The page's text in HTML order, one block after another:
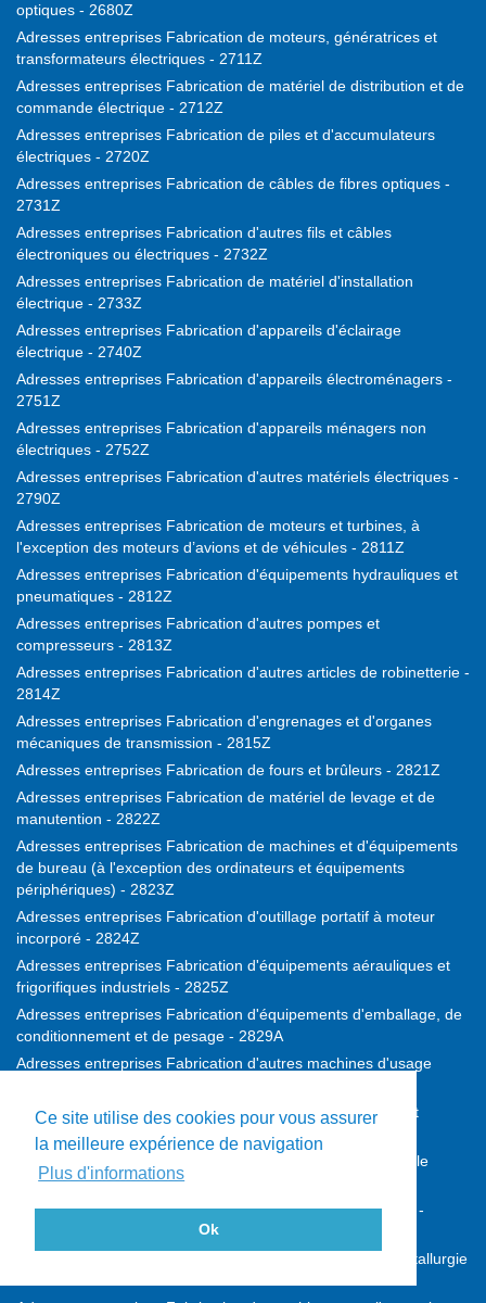
Ce site utilise des cookies pour vous assurer
la meilleure expérience de navigation
Plus d'informations
Ok
optiques - 2680Z
Adresses entreprises Fabrication de moteurs, génératrices et
transformateurs électriques - 2711Z
Adresses entreprises Fabrication de matériel de distribution et de
commande électrique - 2712Z
Adresses entreprises Fabrication de piles et d'accumulateurs
électriques - 2720Z
Adresses entreprises Fabrication de câbles de fibres optiques -
2731Z
Adresses entreprises Fabrication d'autres fils et câbles
électroniques ou électriques - 2732Z
Adresses entreprises Fabrication de matériel d'installation
électrique - 2733Z
Adresses entreprises Fabrication d'appareils d'éclairage
électrique - 2740Z
Adresses entreprises Fabrication d'appareils électroménagers -
2751Z
Adresses entreprises Fabrication d'appareils ménagers non
électriques - 2752Z
Adresses entreprises Fabrication d'autres matériels électriques -
2790Z
Adresses entreprises Fabrication de moteurs et turbines, à
l'exception des moteurs d’avions et de véhicules - 2811Z
Adresses entreprises Fabrication d'équipements hydrauliques et
pneumatiques - 2812Z
Adresses entreprises Fabrication d'autres pompes et
compresseurs - 2813Z
Adresses entreprises Fabrication d'autres articles de robinetterie -
2814Z
Adresses entreprises Fabrication d'engrenages et d'organes
mécaniques de transmission - 2815Z
Adresses entreprises Fabrication de fours et brûleurs - 2821Z
Adresses entreprises Fabrication de matériel de levage et de
manutention - 2822Z
Adresses entreprises Fabrication de machines et d'équipements
de bureau (à l'exception des ordinateurs et équipements
périphériques) - 2823Z
Adresses entreprises Fabrication d'outillage portatif à moteur
incorporé - 2824Z
Adresses entreprises Fabrication d'équipements aérauliques et
frigorifiques industriels - 2825Z
Adresses entreprises Fabrication d'équipements d'emballage, de
conditionnement et de pesage - 2829A
Adresses entreprises Fabrication d'autres machines d'usage
Adresses entreprises Fabrication de machines agricoles et
forestières - 2830Z
Adresses entreprises Fabrication de machines-outils pour le
travail des métaux - 2841Z
Adresses entreprises Fabrication d'autres machines-outils -
Adresses entreprises Fabrication de machines pour la métallurgie